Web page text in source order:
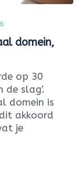
domein,
op 30
de slag’.
domein is
akkoord
je